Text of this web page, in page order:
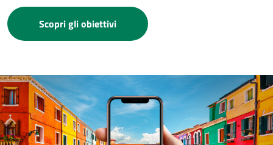
Scopri gli obiettivi